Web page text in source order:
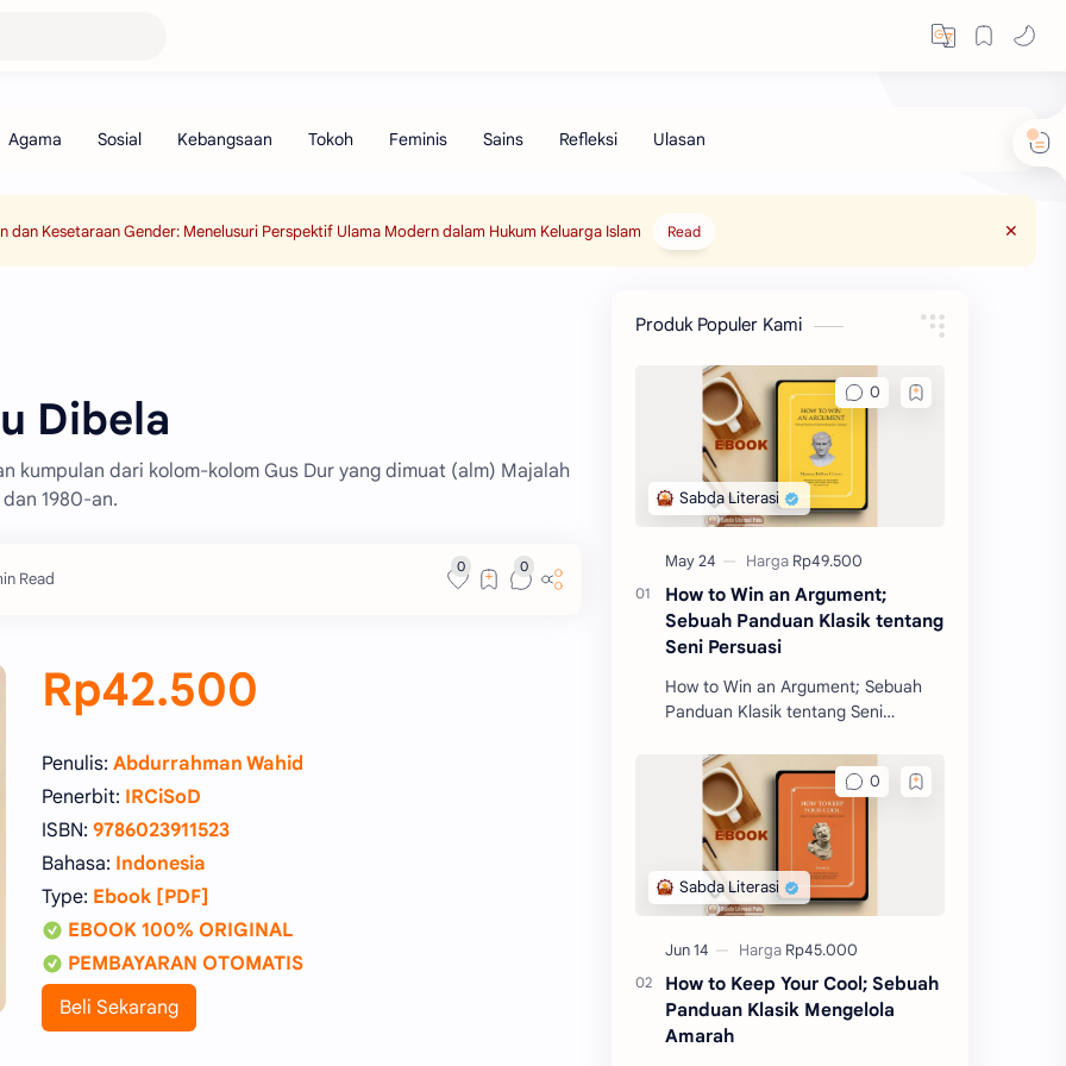
dan Kesetaraan Gender: Menelusuri Perspektif Ulama Modern dalam Hukum Keluarga Islam Read
Dibela
kumpulan dari kolom-kolom Gus Dur yang dimuat (alm) Majalah
1980-an.
Read
Rp42.500
Penulis:Abdurrahman Wahid
Penerbit: IRCiSoD
ISBN:9786023911523
Bahasa: Indonesia
Type: Ebook [PDF]
EBOOK 100% ORIGINAL
PEMBAYARAN OTOMATIS
Beli Sekarang
Produk Populer Kami
How to Win an Argument;
Sebuah Panduan Klasik tentang
Seni Persuasi
How to Win an Argument; Sebuah
Panduan Klasik tentang Seni
buku filosofi karangan Marcus
Tullius Cicero. Buku ini akan m
How to Keep Your Cool; Sebuah
Panduan Klasik Mengelola
Amarah